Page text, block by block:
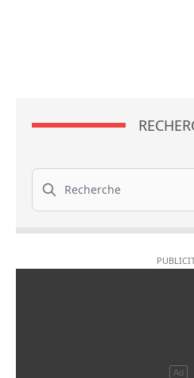
Recherche